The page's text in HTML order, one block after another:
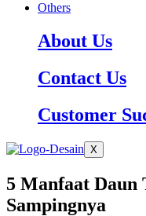
Others
About Us
Contact Us
Customer
X
5 Manfaat Daun
Sampingnya